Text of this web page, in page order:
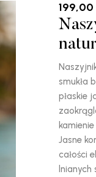
199,00
smukła
płaskie
Jasne
całości
lnianych